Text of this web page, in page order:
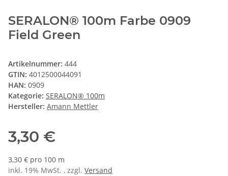
SERALON® 100m Farbe 0909
Field Green
Artikelnummer: 444
GTIN: 4012500044091
HAN: 0909
Kategorie: SERALON® 100m
Hersteller: Amann Mettler
3,30 €
3,30 € pro 100 m
inkl. 19% MwSt. , zzgl. Versand